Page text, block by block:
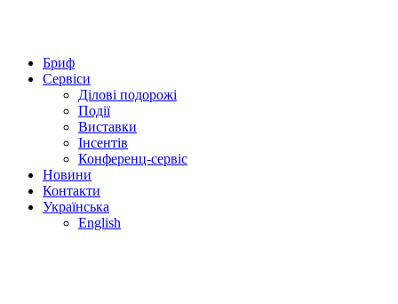
Бриф
Сервіси
Ділові подорожі
Події
Виставки
Інсентів
Конференц-сервіс
Новини
Контакти
Українська
English